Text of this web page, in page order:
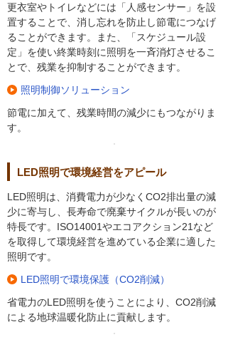
更衣室やトイレなどには「人感センサー」を設
置することで、消し忘れを防止し節電につなげ
ることができます。また、「スケジュール設
定」を使い終業時刻に照明を一斉消灯させるこ
とで、残業を抑制することができます。
照明制御ソリューション
節電に加えて、残業時間の減少にもつながりま
す。
LED照明で環境経営をアピール
LED照明は、消費電力が少なくCO2排出量の減
少に寄与し、長寿命で廃棄サイクルが長いのが
特長です。ISO14001やエコアクション21など
を取得して環境経営を進めている企業に適した
照明です。
LED照明で環境保護（CO2削減）
省電力のLED照明を使うことにより、CO2削減
による地球温暖化防止に貢献します。